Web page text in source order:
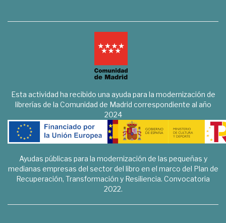
Esta actividad ha recibido una ayuda para la modernización de
librerías de la Comunidad de Madrid correspondiente al año
2024
Ayudas públicas para la modernización de las pequeñas y
medianas empresas del sector del libro en el marco del Plan de
Recuperación, Transformación y Resiliencia. Convocatoria
2022.